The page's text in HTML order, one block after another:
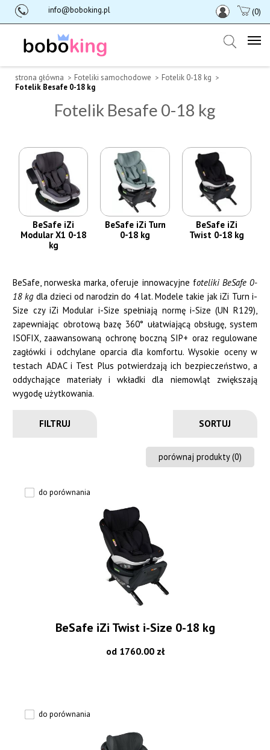
info@boboking.pl (0)
strona główna Foteliki samochodowe
Fotelik 0-18 kg
Fotelik Besafe 0-18 kg
Fotelik Besafe 0-18 kg
BeSafe iZi
Modular X1 0-18
kg
BeSafe iZi Turn
0-18 kg
BeSafe iZi
Twist 0-18 kg
BeSafe, norweska marka, oferuje innowacyjne foteliki BeSafe 0-
18 kgdla dzieci od narodzin do 4 lat. Modele takie jak iZi Turn i-
Size czy iZi Modular i-Size spełniają normę i-Size (UN R129),
zapewniając obrotową bazę 360° ułatwiającą obsługę, system
ISOFIX, zaawansowaną ochronę boczną SIP+ oraz regulowane
zagłówki i odchylane oparcia dla komfortu. Wysokie oceny w
testach ADAC i Test Plus potwierdzają ich bezpieczeństwo, a
oddychające materiały i wkładki dla niemowląt zwiększają
wygodę użytkowania.
FILTRUJ
porównaj produkty (0)
do porównania
BeSafe iZi Twist i-Size 0-18 kg
od 1760.00 zł
do porównania